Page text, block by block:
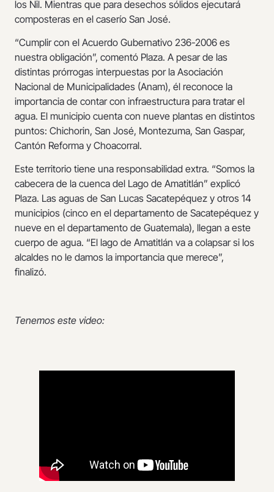
los Nil. Mientras que para desechos sólidos ejecutará
composteras en el caserío San José.
“Cumplir con el Acuerdo Gubernativo 236-2006 es
nuestra obligación”, comentó Plaza. A pesar de las
distintas prórrogas interpuestas por la Asociación
Nacional de Municipalidades (Anam), él reconoce la
importancia de contar con infraestructura para tratar el
agua. El municipio cuenta con nueve plantas en distintos
puntos: Chichorin, San José, Montezuma, San Gaspar,
Cantón Reforma y Choacorral.
Este territorio tiene una responsabilidad extra. “Somos la
cabecera de la cuenca del Lago de Amatitlán” explicó
Plaza. Las aguas de San Lucas Sacatepéquez y otros 14
municipios (cinco en el departamento de Sacatepéquez y
nueve en el departamento de Guatemala), llegan a este
cuerpo de agua. “El lago de Amatitlán va a colapsar si los
alcaldes no le damos la importancia que merece”,
finalizó.
Tenemos este video: